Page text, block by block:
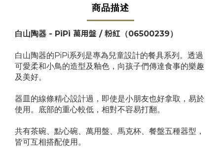
商品描述
白山陶器 - PiPi 萬用盤 / 粉紅 （06500239）
白山陶器的PiPi系列是專為兒童設計的餐具系列。透過
可愛柔和小鳥的造型及釉色，向孩子們傳達食事的樂趣
及美好。
器皿的線條精心設計過，即使是小朋友也好拿取，易於
使用。底部的重心較低，相對不容易打翻。
共有茶碗、點心碗、萬用盤、馬克杯、餐盤五種器型，
皆可互相搭配使用。